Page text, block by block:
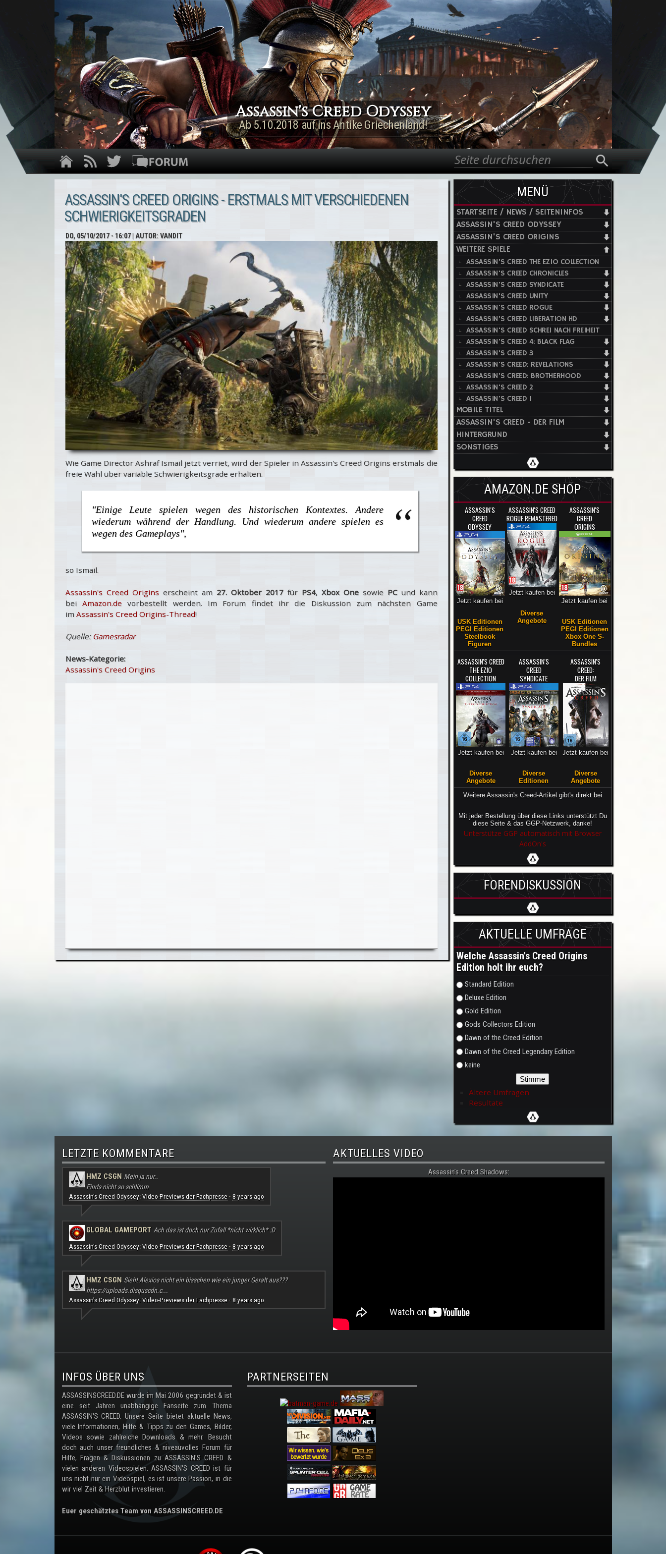
Direkt zum Inhalt
Assassin's Creed Rogue
Remastered
Jetzt für PS4 & Xbox One!
Suchformular
Suche
ASSASSIN'S CREED ORIGINS - ERSTMALS MIT VERSCHIEDENEN
SCHWIERIGKEITSGRADEN
DO, 05/10/2017 - 16:07| AUTOR:VANDIT
Wie Game Director Ashraf Ismail jetzt verriet, wird der Spieler in Assassin's Creed Origins erstmals die
freie Wahl über variable Schwierigkeitsgrade erhalten.
"Einige Leute spielen wegen des historischen Kontextes. Andere
wiederum während der Handlung. Und wiederum andere spielen es
wegen des Gameplays",
so Ismail.
Assassin's Creed Originserscheint am 27. Oktober 2017für PS4, Xbox Onesowie PCund kann
bei Amazon.devorbestellt werden. Im Forum findet ihr die Diskussion zum nächsten Game
im Assassin's Creed Origins-Thread!
Quelle: Gamesradar
News-Kategorie:
Assassin's Creed Origins
MENÜ
STARTSEITE / NEWS / SEITENINFOS
ASSASSIN'S CREED ODYSSEY
ASSASSIN'S CREED ORIGINS
WEITERE SPIELE
ASSASSIN'S CREED THE EZIO COLLECTION
ASSASSIN'S CREED CHRONICLES
ASSASSIN'S CREED SYNDICATE
ASSASSIN'S CREED UNITY
ASSASSIN'S CREED ROGUE
ASSASSIN'S CREED LIBERATION HD
ASSASSIN'S CREED SCHREI NACH FREIHEIT
ASSASSIN'S CREED 4: BLACK FLAG
ASSASSIN'S CREED 3
ASSASSIN'S CREED: REVELATIONS
ASSASSIN'S CREED: BROTHERHOOD
ASSASSIN'S CREED 2
ASSASSIN'S CREED 1
MOBILE TITEL
ASSASSIN'S CREED - DER FILM
HINTERGRUND
SONSTIGES
AMAZON.DE SHOP
ASSASSIN'S
CREED
ODYSSEY
Jetzt kaufen bei
USK Editionen
PEGI Editionen
Steelbook
Figuren
ASSASSIN'S CREED
ROGUE REMASTERED
Jetzt kaufen bei
Diverse
Angebote
ASSASSIN'S
CREED
ORIGINS
Jetzt kaufen bei
USK Editionen
PEGI Editionen
Xbox One S-
Bundles
ASSASSIN'S CREED
THE EZIO
COLLECTION
Jetzt kaufen bei
Diverse
Angebote
ASSASSIN'S
CREED
SYNDICATE
Jetzt kaufen bei
Diverse
Editionen
ASSASSIN'S
CREED:
DER FILM
Jetzt kaufen bei
Diverse
Angebote
Weitere Assassin's Creed-Artikel gibt's direkt bei
Mit jeder Bestellung über diese Links unterstützt Du
diese Seite & das GGP-Netzwerk, danke!
Unterstütze GGP automatisch mit Browser
AddOn's
FORENDISKUSSION
AKTUELLE UMFRAGE
Welche Assassin's Creed Origins
Edition holt ihr euch?
Auswahlmöglichkeiten
Standard Edition
Deluxe Edition
Gold Edition
Gods Collectors Edition
Dawn of the Creed Edition
Dawn of the Creed Legendary Edition
keine
Ältere Umfragen
Resultate
LETZTE KOMMENTARE
HMZ CSGN Mein ja nur..
Finds nicht so schlimm
Assassin's Creed Odyssey: Video-Previews der Fachpresse· 8 years ago
GLOBAL GAMEPORT Ach das ist doch nur Zufall *nicht wirklich* :D
Assassin's Creed Odyssey: Video-Previews der Fachpresse· 8 years ago
HMZ CSGN Sieht Alexios nicht ein bisschen wie ein junger Geralt aus???
https://uploads.disquscdn.c...
Assassin's Creed Odyssey: Video-Previews der Fachpresse· 8 years ago
AKTUELLES VIDEO
Assassin's Creed Shadows:
.
INFOS ÜBER UNS
ASSASSINSCREED.DE wurde im Mai 2006 gegründet & ist
eine seit Jahren unabhängige Fanseite zum Thema
ASSASSIN'S CREED. Unsere Seite bietet aktuelle News,
viele Informationen, Hilfe & Tipps zu den Games, Bilder,
Videos sowie zahlreiche Downloads & mehr. Besucht
doch auch unser freundliches & niveauvolles Forum für
Hilfe, Fragen & Diskussionen zu ASSASSIN'S CREED &
vielen anderen Videospielen. ASSASSIN'S CREED ist für
uns nicht nur ein Videospiel, es ist unsere Passion, in die
wir viel Zeit & Herzblut investieren.
Euer geschätztes Team von ASSASSINSCREED.DE
PARTNERSEITEN